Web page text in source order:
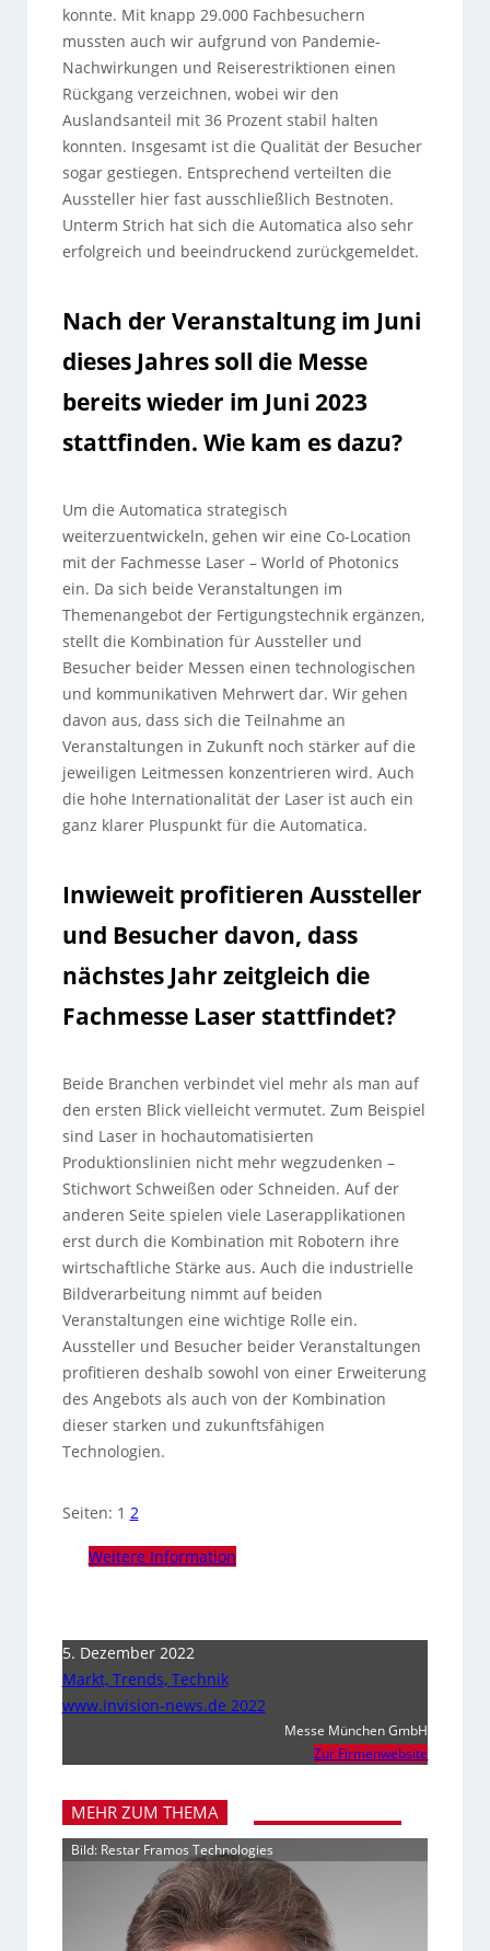
konnte. Mit knapp 29.000 Fachbesuchern
mussten auch wir aufgrund von Pandemie-
Nachwirkungen und Reiserestriktionen einen
Rückgang verzeichnen, wobei wir den
Auslandsanteil mit 36 Prozent stabil halten
konnten. Insgesamt ist die Qualität der Besucher
sogar gestiegen. Entsprechend verteilten die
Aussteller hier fast ausschließlich Bestnoten.
Unterm Strich hat sich die Automatica also sehr
erfolgreich und beeindruckend zurückgemeldet.
Nach der Veranstaltung im Juni
dieses Jahres soll die Messe
bereits wieder im Juni 2023
stattfinden. Wie kam es dazu?
Um die Automatica strategisch
weiterzuentwickeln, gehen wir eine Co-Location
mit der Fachmesse Laser – World of Photonics
ein. Da sich beide Veranstaltungen im
Themenangebot der Fertigungstechnik ergänzen,
stellt die Kombination für Aussteller und
Besucher beider Messen einen technologischen
und kommunikativen Mehrwert dar. Wir gehen
davon aus, dass sich die Teilnahme an
Veranstaltungen in Zukunft noch stärker auf die
jeweiligen Leitmessen konzentrieren wird. Auch
die hohe Internationalität der Laser ist auch ein
ganz klarer Pluspunkt für die Automatica.
Inwieweit profitieren Aussteller
und Besucher davon, dass
nächstes Jahr zeitgleich die
Fachmesse Laser stattfindet?
Beide Branchen verbindet viel mehr als man auf
den ersten Blick vielleicht vermutet. Zum Beispiel
sind Laser in hochautomatisierten
Produktionslinien nicht mehr wegzudenken –
Stichwort Schweißen oder Schneiden. Auf der
anderen Seite spielen viele Laserapplikationen
erst durch die Kombination mit Robotern ihre
wirtschaftliche Stärke aus. Auch die industrielle
Bildverarbeitung nimmt auf beiden
Veranstaltungen eine wichtige Rolle ein.
Aussteller und Besucher beider Veranstaltungen
profitieren deshalb sowohl von einer Erweiterung
des Angebots als auch von der Kombination
dieser starken und zukunftsfähigen
Technologien.
Seiten: 1 2
Weitere Information
5. Dezember 2022
Markt, Trends, Technik
www.invision-news.de 2022
Messe München GmbH
Zur Firmenwebsite
MEHR ZUM THEMA
Bild: Restar Framos Technologies